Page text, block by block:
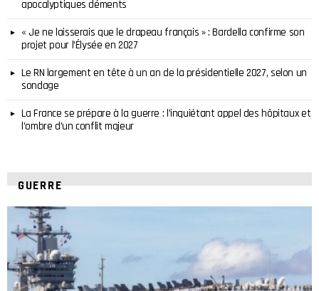
apocalyptiques déments
« Je ne laisserais que le drapeau français » : Bardella confirme son
projet pour l’Élysée en 2027
Le RN largement en tête à un an de la présidentielle 2027, selon un
sondage
La France se prépare à la guerre : l’inquiétant appel des hôpitaux et
l’ombre d’un conflit majeur
GUERRE